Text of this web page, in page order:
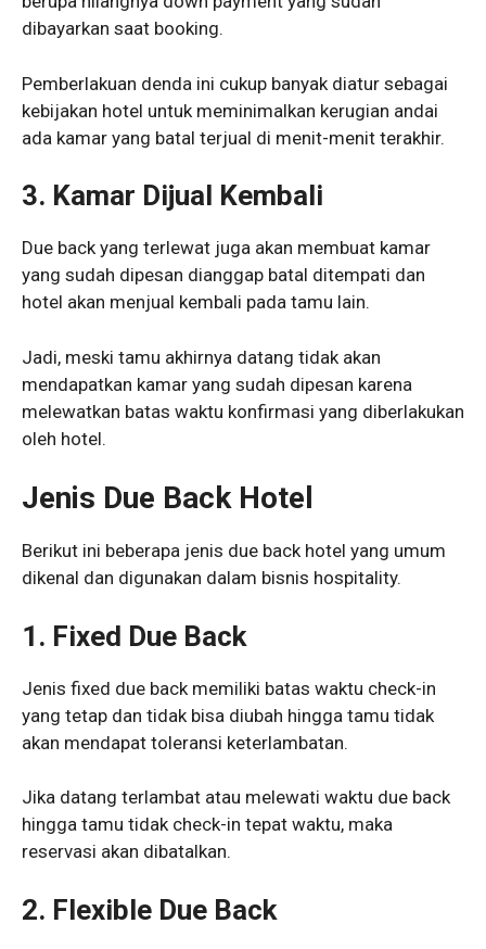
dibayarkan saat booking.
Pemberlakuan denda ini cukup banyak diatur sebagai
kebijakan hotel untuk meminimalkan kerugian andai
ada kamar yang batal terjual di menit-menit terakhir.
3. Kamar Dijual Kembali
Due back yang terlewat juga akan membuat kamar
yang sudah dipesan dianggap batal ditempati dan
hotel akan menjual kembali pada tamu lain.
Jadi, meski tamu akhirnya datang tidak akan
mendapatkan kamar yang sudah dipesan karena
melewatkan batas waktu konfirmasi yang diberlakukan
oleh hotel.
Jenis Due Back Hotel
Berikut ini beberapa jenis due back hotel yang umum
dikenal dan digunakan dalam bisnis hospitality.
1. Fixed Due Back
Jenis fixed due back memiliki batas waktu check-in
yang tetap dan tidak bisa diubah hingga tamu tidak
akan mendapat toleransi keterlambatan.
Jika datang terlambat atau melewati waktu due back
hingga tamu tidak check-in tepat waktu, maka
reservasi akan dibatalkan.
2. Flexible Due Back